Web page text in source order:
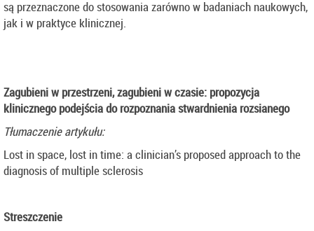
są przeznaczone do stosowania zarówno w badaniach naukowych,
jak i w praktyce klinicznej.
Zagubieni w przestrzeni, zagubieni w czasie: propozycja
klinicznego podejścia do rozpoznania stwardnienia rozsianego
Tłumaczenie artykułu:
Lost in space, lost in time: a clinician’s proposed approach to the
diagnosis of multiple sclerosis
Streszczenie